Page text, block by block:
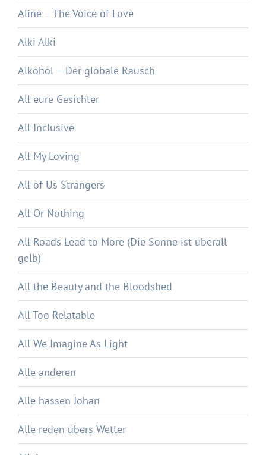
Aline – The Voice of Love
Alki Alki
Alkohol – Der globale Rausch
All eure Gesichter
All Inclusive
All My Loving
All of Us Strangers
All Or Nothing
All Roads Lead to More (Die Sonne ist überall
gelb)
All the Beauty and the Bloodshed
All Too Relatable
All We Imagine As Light
Alle anderen
Alle hassen Johan
Alle reden übers Wetter